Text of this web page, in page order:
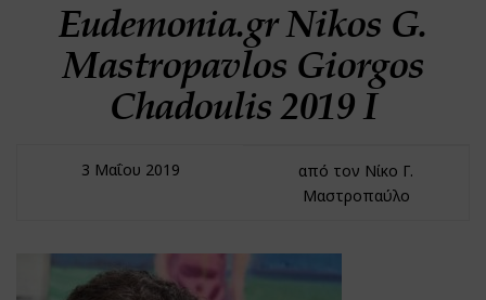
Eudemonia.gr Nikos G.
Mastropavlos Giorgos
Chadoulis 2019 I
3 Μαΐου 2019
από τον Νίκο Γ.
Μαστροπαύλο